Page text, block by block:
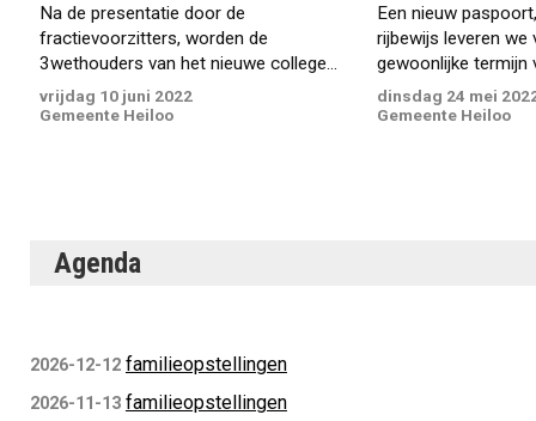
Na de presentatie door de
fractievoorzitters, worden de
3wethouders van het nieuwe college...
vrijdag 10 juni 2022
Gemeente Heiloo
Een nieuw
rijbewijs leveren we
gewoonlijke termijn
dinsdag 24 mei
Gemeente Heiloo
Agenda
2026-12-12 familieopstellingen
2026-11-13 familieopstellingen